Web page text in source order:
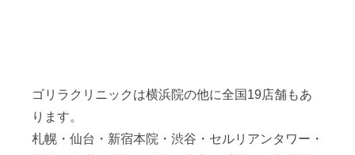
ゴリラクリニックは横浜院の他に全国19店舗もあ
ります。
札幌・仙台・新宿本院・渋谷・セルリアンタワー・